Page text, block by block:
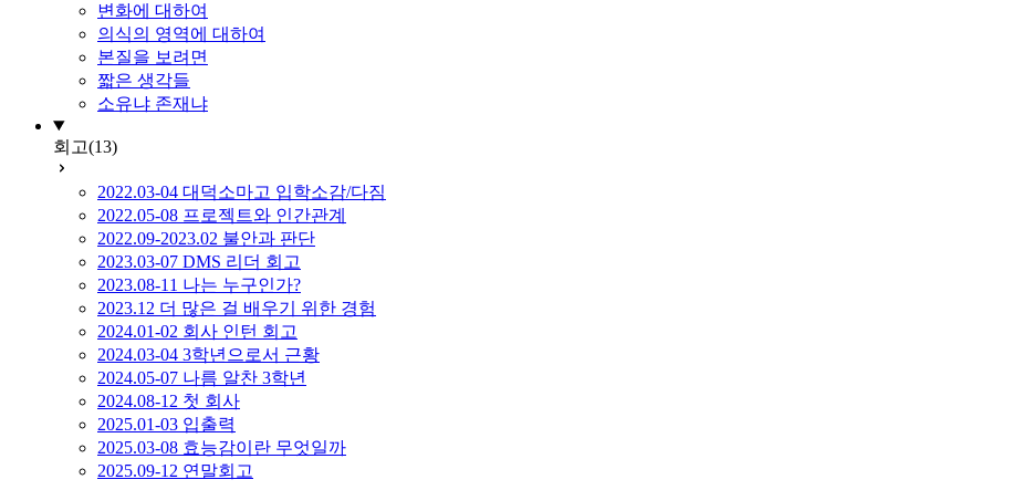
변화에 대하여
의식의 영역에 대하여
본질을 보려면
짧은 생각들
소유냐 존재냐
회고(13)
2022.03-04 대덕소마고 입학소감/다짐
2022.05-08 프로젝트와 인간관계
2022.09-2023.02 불안과 판단
2023.03-07 DMS 리더 회고
2023.08-11 나는 누구인가?
2023.12 더 많은 걸 배우기 위한 경험
2024.01-02 회사 인턴 회고
2024.03-04 3학년으로서 근황
2024.05-07 나름 알찬 3학년
2024.08-12 첫 회사
2025.01-03 입출력
2025.03-08 효능감이란 무엇일까
2025.09-12 연말회고